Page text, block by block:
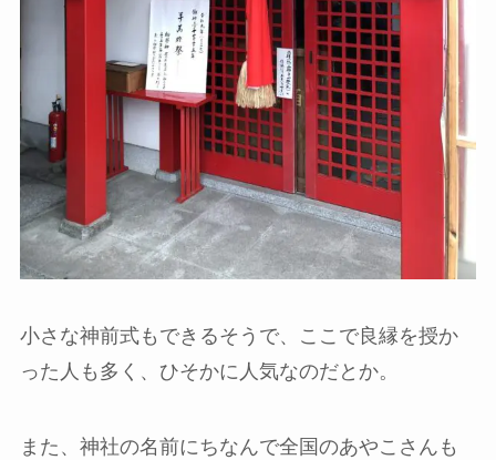
小さな神前式もできるそうで、ここで良縁を授か
った人も多く、ひそかに人気なのだとか。
また、神社の名前にちなんで全国のあやこさんも